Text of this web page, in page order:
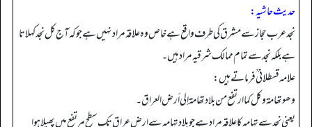
حدیث حاشیہ:
نجد عرب حجاز سے مشرق کی طرف واقع ہے خاص وہ علاقہ مراد نہیں ہے جو کہ آج کل نجد کہلاتا
ہے بلکہ نجد سے تمام ممالک شرقیہ مراد ہیں۔
علامہ قسطلانی ؒ فرماتے ہیں:
وھو تھامة وکل کما ارتفع من بلاد تھامة إلی أرض العراق۔
یعنی نجد سے تہامہ کا علاقہ مراد ہے جو بلاد تہامہ سے ارض عراق تک سطح مرتفع میں پھیلا ہوا